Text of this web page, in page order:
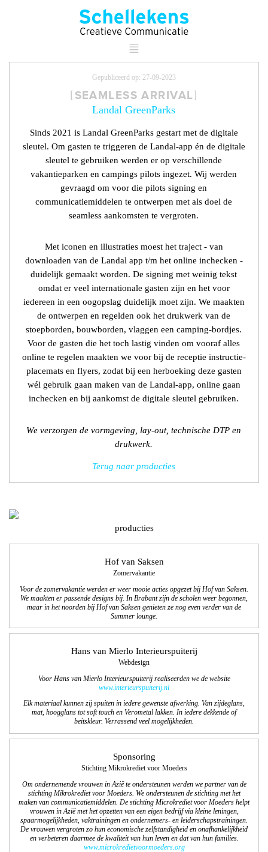
Gepubliceerd op: 27-09-2023
SEAMLESS ARRIVAL
Landal GreenParks
Sinds 2021 is Landal GreenParks gestart met de digitale
sleutel. Om gasten te triggeren de Landal-app én de digitale
sleutel te gebruiken werden er op verschillende
vakantieparken en campings pilots ingezet. Wij werden
gevraagd om voor die pilots signing en
communicatiemiddelen te ontwerpen met als doel de
seamless aankomsten te vergroten.
Met iconen en illustraties moest het traject - van
downloaden van de Landal app t/m het online inchecken -
duidelijk gemaakt worden. De signing met weinig tekst
omdat er veel internationale gasten zijn en het voor
iedereen in een oogopslag duidelijk moet zijn. We maakten
de ontwerpen en regelden ook het drukwerk van de
stoepborden, bouwborden, vlaggen een camping-bordjes.
Voor de gasten die het toch lastig vinden om vooraf alles
online te regelen maakten we voor bij de receptie instructie-
placemats en flyers, zodat bij een herboeking deze gasten
wél gebruik gaan maken van de Landal-app, online gaan
inchecken en bij aankomst de digitale sleutel gebruiken.
We verzorgen de vormgeving, lay-out, technische DTP en
drukwerk.
Terug naar producties
producties
Hof van Saksen
Zomervakantie
Voor de zomervakantie werden er weer mooie acties opgezet bij Hof van Saksen.
We maakten er passende designs bij. In Brabant zijn de scholen weer begonnen,
maar in het noorden bij Hof van Saksen genieten ze nog even verder van de
Summer lounge.
Hans van Mierlo Interieurspuiterij
Webdesign
Voor Hans van Mierlo Interieurspuiterij realiseerden we de website
www.interieurspuiterij.nl
Elk materiaal kunnen zij spuiten in iedere gewenste afwerking. Van zijdeglans,
mat, hoogglans tot soft touch en Verometal lakken. In iedere dekkende of
beitskleur. Verrassend veel mogelijkheden.
Sponsoring
Stichting Mikrokrediet voor Moeders
Om ondernemende vrouwen in Azië te ondersteunen werden we partner van de
stichting Mikrokrediet voor Moeders. We ondersteunen de stichting met het
maken van communicatiemiddelen. De stichting Microkrediet voor Moeders helpt
vrouwen in Azië met het opzetten van een eigen bedrijf via kleine leningen,
spaarmogelijkheden, vaktrainingen en ondernemers- en leiderschapstrainingen.
De vrouwen vergroten zo hun economische zelfstandigheid en onafhankelijkheid
en verbeteren daarmee de kwaliteit van hun leven en dat van hun families.
www.microkredietvoormoeders.org